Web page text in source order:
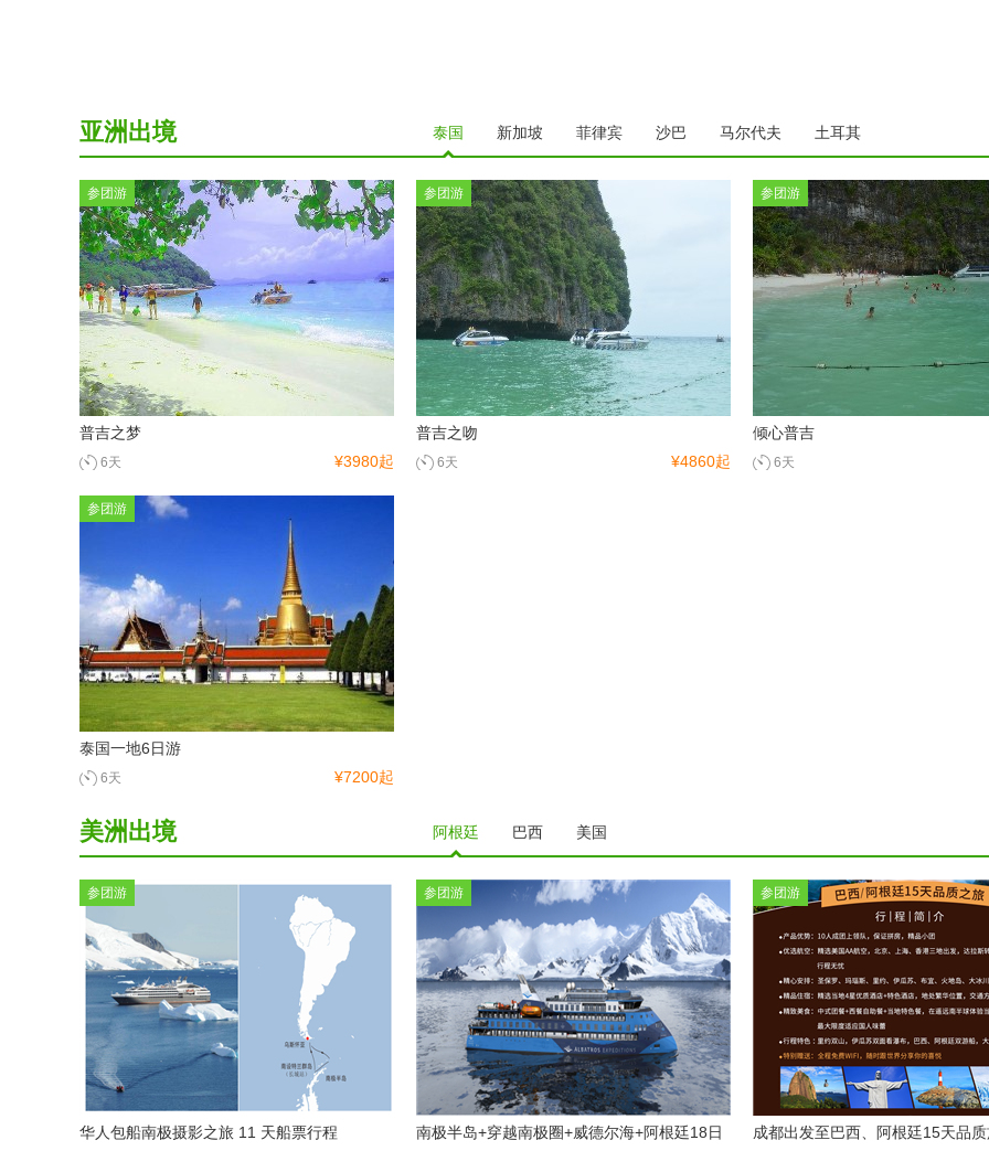
亚洲出境 泰国 新加坡 菲律宾 沙巴 马尔代夫 土耳其
参团游
普吉之梦
¥3980起
6天
参团游
普吉之吻
¥4860起
6天
参团游
倾心普吉
6天
参团游
泰国一地6日游
¥7200起
6天
美洲出境 阿根廷 巴西 美国
参团游
华人包船南极摄影之旅 11 天船票行程
参团游
南极半岛+穿越南极圈+威德尔海+阿根廷18日
参团游
成都出发至巴西、阿根廷15天品